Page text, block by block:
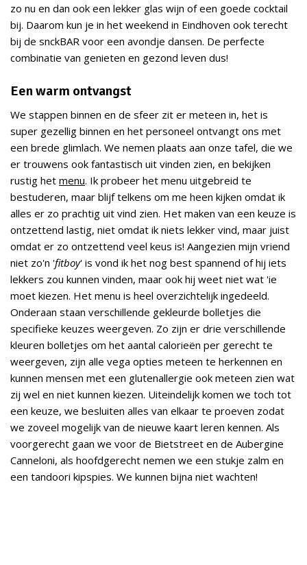
zo nu en dan ook een lekker glas wijn of een goede cocktail
bij. Daarom kun je in het weekend in Eindhoven ook terecht
bij de snckBAR voor een avondje dansen. De perfecte
combinatie van genieten en gezond leven dus!
Een warm ontvangst
We stappen binnen en de sfeer zit er meteen in, het is
super gezellig binnen en het personeel ontvangt ons met
een brede glimlach. We nemen plaats aan onze tafel, die we
er trouwens ook fantastisch uit vinden zien, en bekijken
rustig het menu. Ik probeer het menu uitgebreid te
bestuderen, maar blijf telkens om me heen kijken omdat ik
alles er zo prachtig uit vind zien. Het maken van een keuze is
ontzettend lastig, niet omdat ik niets lekker vind, maar juist
omdat er zo ontzettend veel keus is! Aangezien mijn vriend
niet zo'n 'fitboy' is vond ik het nog best spannend of hij iets
lekkers zou kunnen vinden, maar ook hij weet niet wat 'ie
moet kiezen. Het menu is heel overzichtelijk ingedeeld.
Onderaan staan verschillende gekleurde bolletjes die
specifieke keuzes weergeven. Zo zijn er drie verschillende
kleuren bolletjes om het aantal calorieën per gerecht te
weergeven, zijn alle vega opties meteen te herkennen en
kunnen mensen met een glutenallergie ook meteen zien wat
zij wel en niet kunnen kiezen. Uiteindelijk komen we toch tot
een keuze, we besluiten alles van elkaar te proeven zodat
we zoveel mogelijk van de nieuwe kaart leren kennen. Als
voorgerecht gaan we voor de Bietstreet en de Aubergine
Canneloni, als hoofdgerecht nemen we een stukje zalm en
een tandoori kipspies. We kunnen bijna niet wachten!